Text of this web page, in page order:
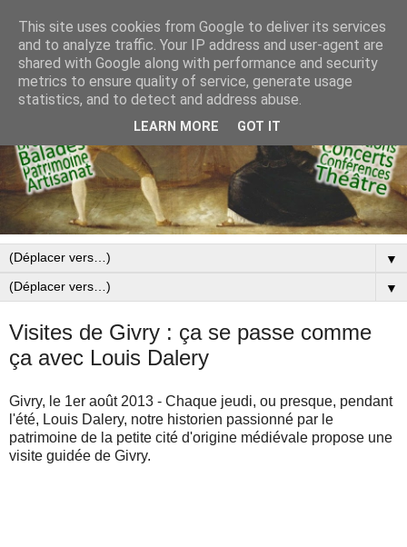
▼
▼
Visites de Givry : ça se passe comme
ça avec Louis Dalery
Givry, le 1er août 2013 - Chaque jeudi, ou presque, pendant
l'été, Louis Dalery, notre historien passionné par le
patrimoine de la petite cité d'origine médiévale propose une
visite guidée de Givry.
This site uses cookies from Google to deliver its services
and to analyze traffic. Your IP address and user-agent are
shared with Google along with performance and security
metrics to ensure quality of service, generate usage
statistics, and to detect and address abuse.
LEARN MORE GOT IT